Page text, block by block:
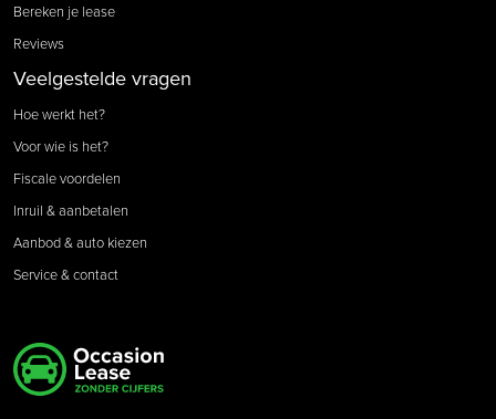
Bereken je lease
Reviews
Veelgestelde vragen
Hoe werkt het?
Voor wie is het?
Fiscale voordelen
Inruil & aanbetalen
Aanbod & auto kiezen
Service & contact